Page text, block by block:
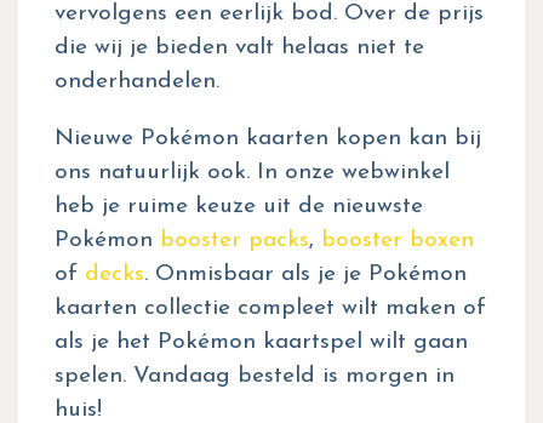
vervolgens een eerlijk bod. Over de prijs
die wij je bieden valt helaas niet te
onderhandelen.
Nieuwe Pokémon kaarten kopen kan bij
ons natuurlijk ook. In onze webwinkel
heb je ruime keuze uit de nieuwste
Pokémon booster packs, booster boxen
of decks. Onmisbaar als je je Pokémon
kaarten collectie compleet wilt maken of
als je het Pokémon kaartspel wilt gaan
spelen. Vandaag besteld is morgen in
huis!